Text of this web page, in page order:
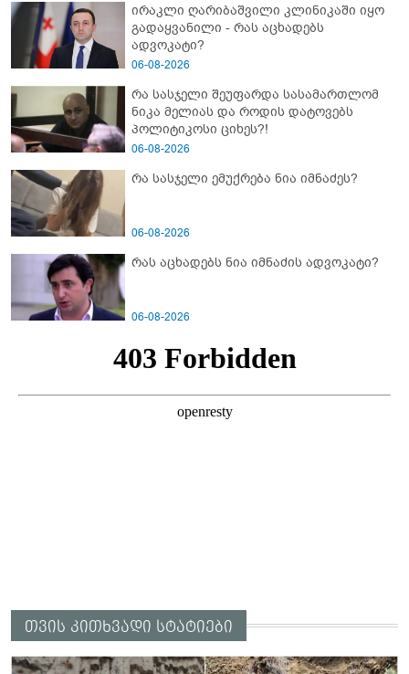
ირაკლი ღარიბაშვილი კლინიკაში იყო
გადაყვანილი - რას აცხადებს
ადვოკატი?
06-08-2026
რა სასჯელი შეუფარდა სასამართლომ
ნიკა მელიას და როდის დატოვებს
პოლიტიკოსი ციხეს?!
06-08-2026
რა სასჯელი ემუქრება ნია იმნაძეს?
06-08-2026
რას აცხადებს ნია იმნაძის ადვოკატი?
06-08-2026
თვის კითხვადი სტატიები